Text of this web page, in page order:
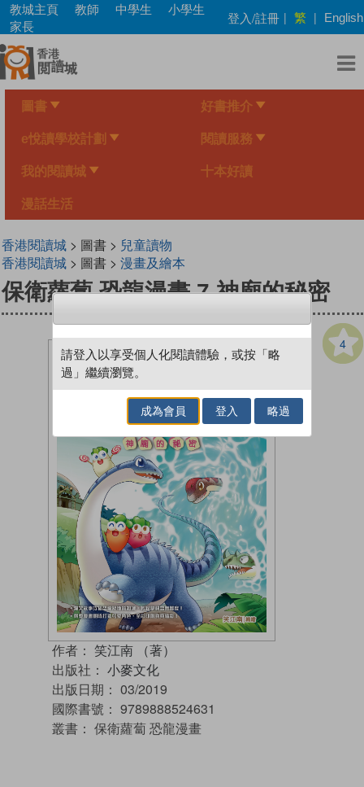
Skip
main
content
教城主頁 教師 中學生
小學生
家長
登入/註冊 | 繁 | English
圖書 好書推介
e悅讀學校計劃 閱讀服務
我的閱讀城 十本好讀
漫話生活
香港閱讀城> 圖書 > 兒童讀物
香港閱讀城> 圖書 > 漫畫及繪本
保衛蘿蔔 恐龍漫畫 7 神廟的秘密
4
作者： 笑江南 （著）
出版社： 小麥文化
出版日期： 03/2019
國際書號： 9789888524631
叢書： 保衛蘿蔔 恐龍漫畫
請登入以享受個人化閱讀體驗，或按「略
過」繼續瀏覽。
成為會員 登入 略過